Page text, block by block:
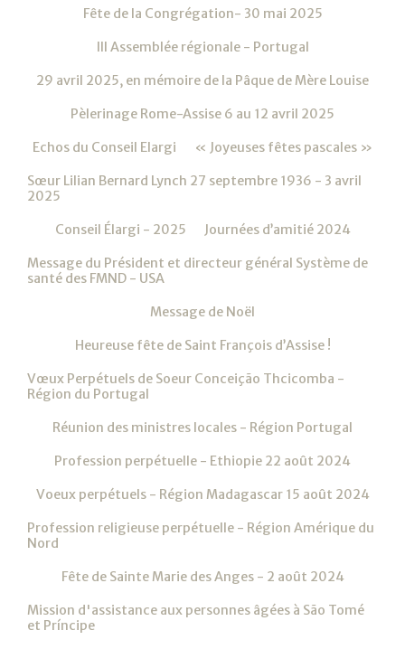
Fête de la Congrégation- 30 mai 2025
III Assemblée régionale - Portugal
29 avril 2025, en mémoire de la Pâque de Mère Louise
Pèlerinage Rome-Assise 6 au 12 avril 2025
Echos du Conseil Elargi « Joyeuses fêtes pascales »
Sœur Lilian Bernard Lynch 27 septembre 1936 - 3 avril
2025
Conseil Élargi - 2025 Journées d’amitié 2024
Message du Président et directeur général Système de
santé des FMND - USA
Message de Noël
Heureuse fête de Saint François d’Assise !
Vœux Perpétuels de Soeur Conceição Thcicomba -
Région du Portugal
Réunion des ministres locales - Région Portugal
Profession perpétuelle - Ethiopie 22 août 2024
Voeux perpétuels - Région Madagascar 15 août 2024
Profession religieuse perpétuelle - Région Amérique du
Nord
Fête de Sainte Marie des Anges - 2 août 2024
Mission d'assistance aux personnes âgées à São Tomé
et Príncipe